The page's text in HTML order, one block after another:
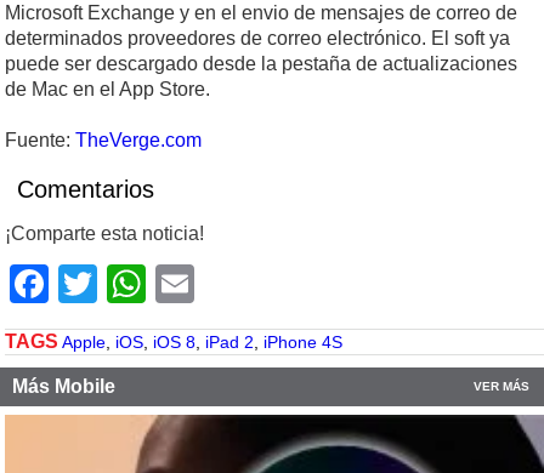
Microsoft Exchange y en el envio de mensajes de correo de
determinados proveedores de correo electrónico. El soft ya
puede ser descargado desde la pestaña de actualizaciones
de Mac en el App Store.
Fuente: TheVerge.com
Comentarios
¡Comparte esta noticia!
Facebook
TwitterWhatsApp
TAGS Apple iOS iOS 8 iPad 2 iPhone 4S
Más Mobile VER MÁS